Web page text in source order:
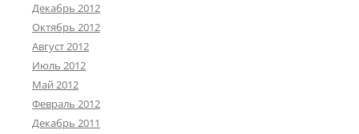
Декабрь 2012
Октябрь 2012
Август 2012
Июль 2012
Май 2012
Февраль 2012
Декабрь 2011